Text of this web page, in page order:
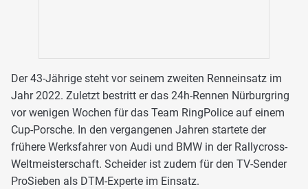
Der 43-Jährige steht vor seinem zweiten Renneinsatz im
Jahr 2022. Zuletzt bestritt er das 24h-Rennen Nürburgring
vor wenigen Wochen für das Team RingPolice auf einem
Cup-Porsche. In den vergangenen Jahren startete der
frühere Werksfahrer von Audi und BMW in der Rallycross-
Weltmeisterschaft. Scheider ist zudem für den TV-Sender
ProSieben als DTM-Experte im Einsatz.